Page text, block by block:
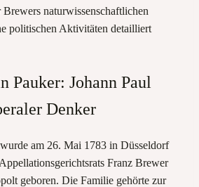
Brewers naturwissenschaftlichen
politischen Aktivitäten detailliert
Pauker: Johann Paul
Denker
am 26. Mai 1783 in Düsseldorf
Franz Brewer
geboren. Die Familie gehörte zur